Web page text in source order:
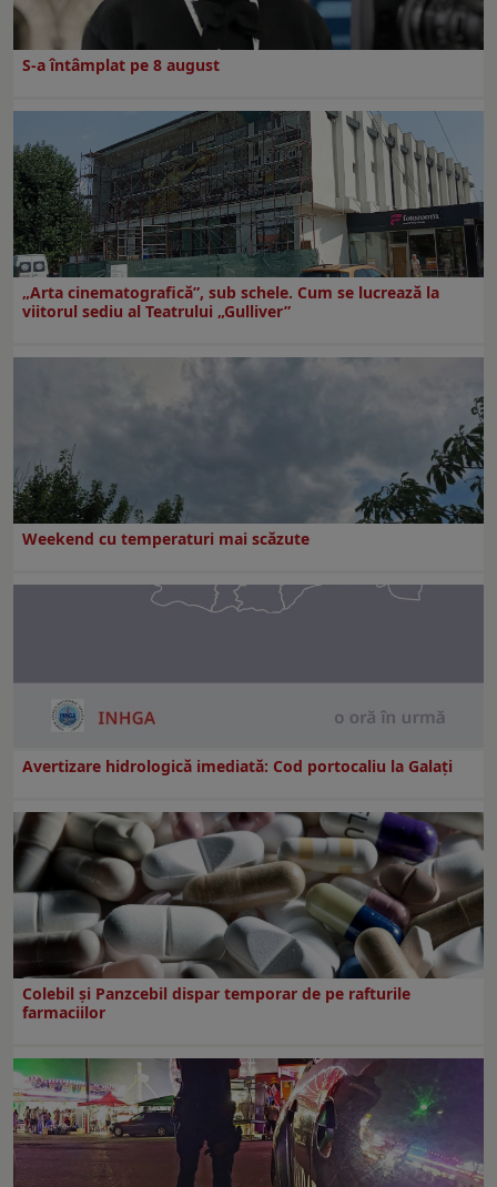
S-a întâmplat pe 8 august
„Arta cinematografică”, sub schele. Cum se lucrează la
viitorul sediu al Teatrului „Gulliver”
Weekend cu temperaturi mai scăzute
Avertizare hidrologică imediată: Cod portocaliu la Galaţi
Colebil și Panzcebil dispar temporar de pe rafturile
farmaciilor